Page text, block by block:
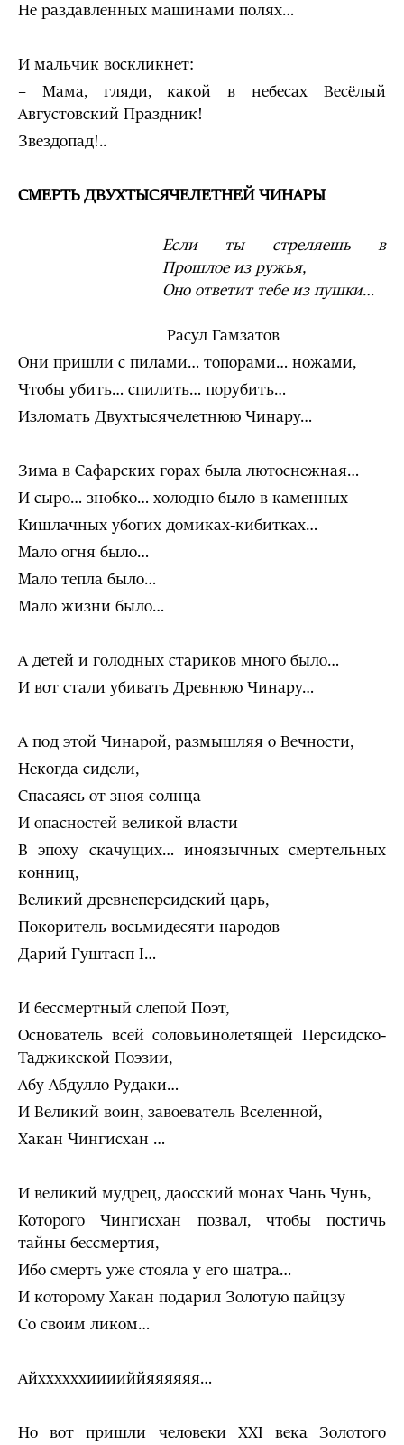
Не раздавленных машинами полях…
И мальчик воскликнет:
– Мама, гляди, какой в небесах Весёлый
Августовский Праздник!
Звездопад!..
СМЕРТЬ ДВУХТЫСЯЧЕЛЕТНЕЙ ЧИНАРЫ
Если ты стреляешь в
Прошлое из ружья,
Оно ответит тебе из пушки…
Расул Гамзатов
Они пришли с пилами… топорами… ножами,
Чтобы убить… спилить… порубить…
Изломать Двухтысячелетнюю Чинару…
Зима в Сафарских горах была лютоснежная…
И сыро… знобко… холодно было в каменных
Кишлачных убогих домиках-кибитках…
Мало огня было…
Мало тепла было…
Мало жизни было…
А детей и голодных стариков много было…
И вот стали убивать Древнюю Чинару…
А под этой Чинарой, размышляя о Вечности,
Некогда сидели,
Спасаясь от зноя солнца
И опасностей великой власти
В эпоху скачущих… иноязычных смертельных
конниц,
Великий древнеперсидский царь,
Покоритель восьмидесяти народов
Дарий Гуштасп I…
И бессмертный слепой Поэт,
Основатель всей соловьинолетящей Персидско-
Таджикской Поэзии,
Абу Абдулло Рудаки…
И Великий воин, завоеватель Вселенной,
Хакан Чингисхан …
И великий мудрец, даосский монах Чань Чунь,
Которого Чингисхан позвал, чтобы постичь
тайны бессмертия,
Ибо смерть уже стояла у его шатра…
И которому Хакан подарил Золотую пайцзу
Со своим ликом…
Айххххххииииййяяяяяя…
Но вот пришли человеки XXI века Золотого